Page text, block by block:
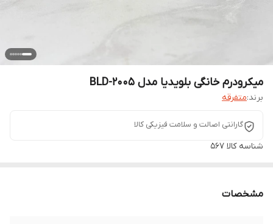
میکرودرم خانگی بلویدیا مدل BLD-2005
برند:متفرقه
گارانتی اصالت و سلامت فیزیکی کالا
شناسه کالا 567
مشخصات